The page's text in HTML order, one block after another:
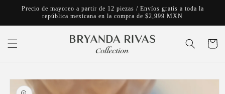
directamente
al contenido
Precio de mayoreo a partir de 12 piezas / Envíos gratis a toda la
república mexicana en la compra de $2,999 MXN
Carrito
directamente
a la